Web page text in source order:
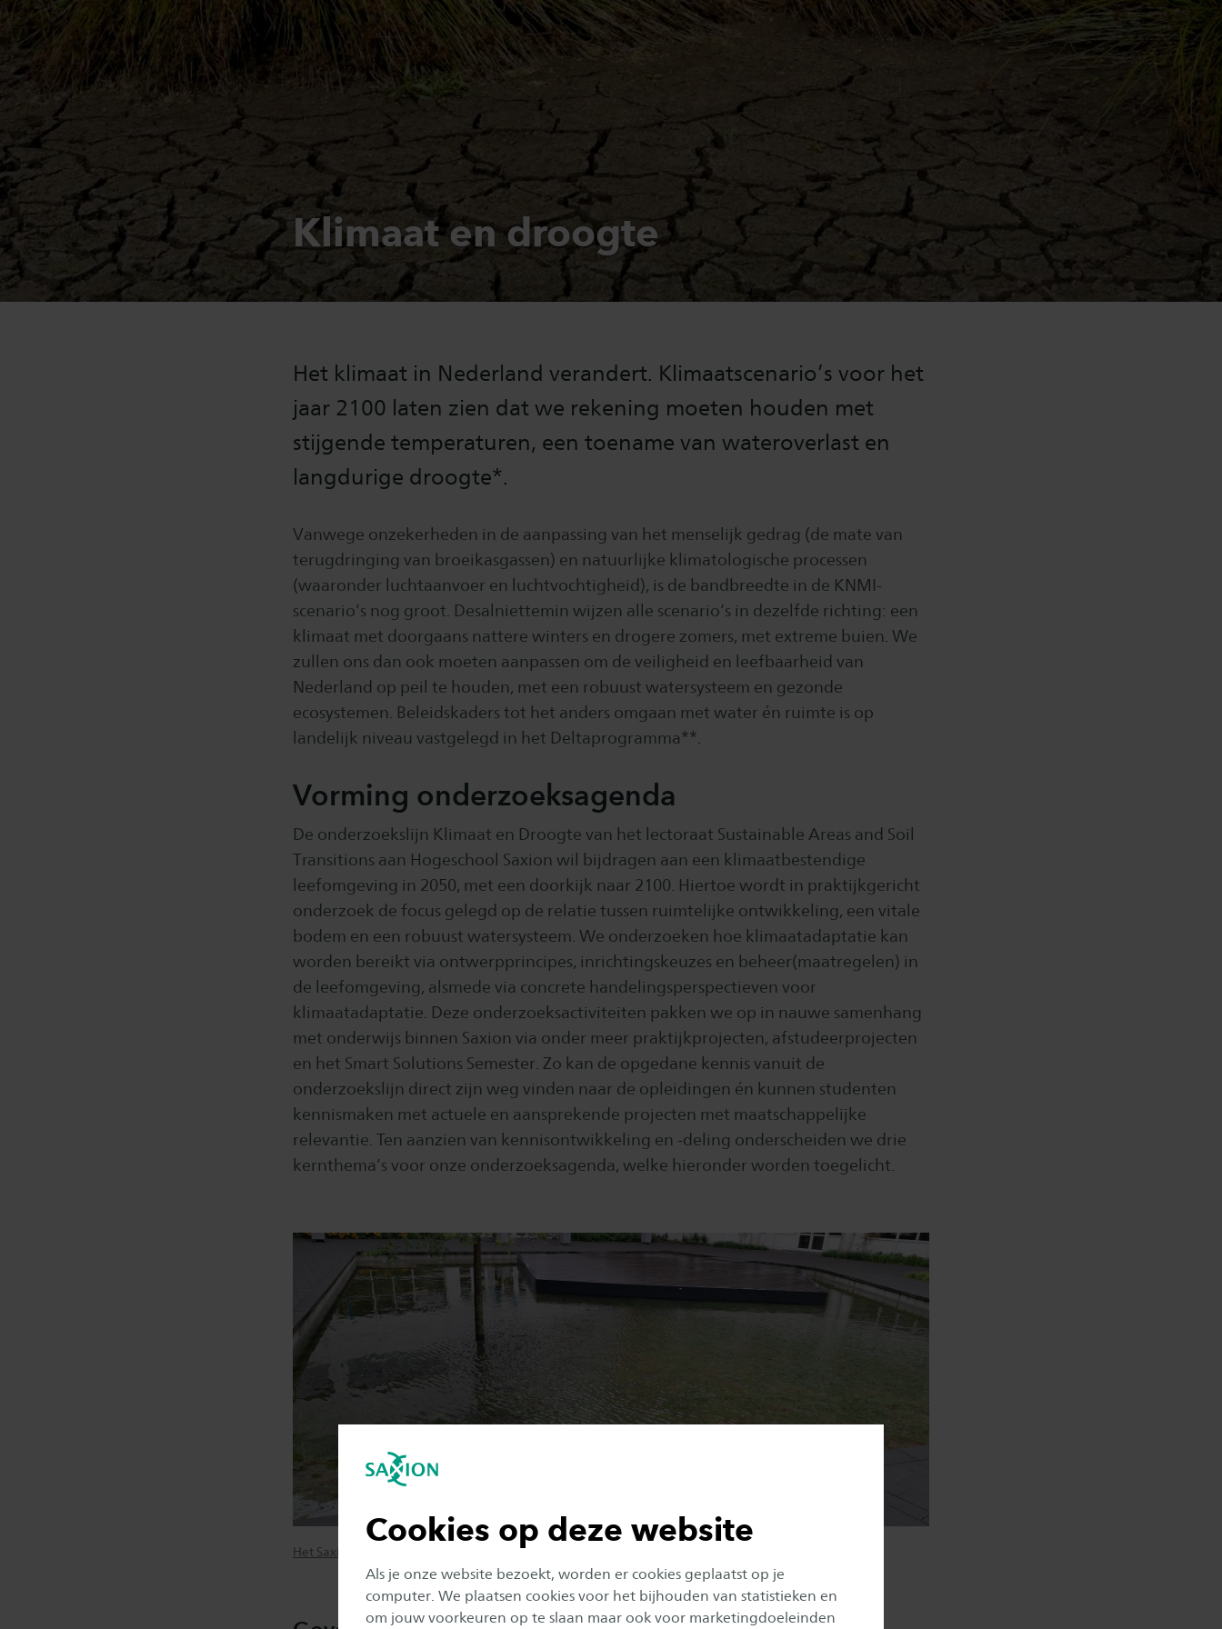
Cookies op deze website
Als je onze website bezoekt, worden er cookies geplaatst op je
computer. We plaatsen cookies voor het bijhouden van statistieken en
om jouw voorkeuren op te slaan maar ook voor marketingdoeleinden
Klimaat en droogte
Het klimaat in Nederland verandert. Klimaatscenario’s voor het
jaar 2100 laten zien dat we rekening moeten houden met
stijgende temperaturen, een toename van wateroverlast en
langdurige droogte*.
Vanwege onzekerheden in de aanpassing van het menselijk gedrag (de mate van
terugdringing van broeikasgassen) en natuurlijke klimatologische processen
(waaronder luchtaanvoer en luchtvochtigheid), is de bandbreedte in de KNMI-
scenario’s nog groot. Desalniettemin wijzen alle scenario’s in dezelfde richting: een
klimaat met doorgaans nattere winters en drogere zomers, met extreme buien. We
zullen ons dan ook moeten aanpassen om de veiligheid en leefbaarheid van
Nederland op peil te houden, met een robuust watersysteem en gezonde
ecosystemen. Beleidskaders tot het anders omgaan met water én ruimte is op
landelijk niveau vastgelegd in het Deltaprogramma**.
Vorming onderzoeksagenda
De onderzoekslijn Klimaat en Droogte van het lectoraat Sustainable Areas and Soil
Transitions aan Hogeschool Saxion wil bijdragen aan een klimaatbestendige
leefomgeving in 2050, met een doorkijk naar 2100. Hiertoe wordt in praktijkgericht
onderzoek de focus gelegd op de relatie tussen ruimtelijke ontwikkeling, een vitale
bodem en een robuust watersysteem. We onderzoeken hoe klimaatadaptatie kan
worden bereikt via ontwerpprincipes, inrichtingskeuzes en beheer(maatregelen) in
de leefomgeving, alsmede via concrete handelingsperspectieven voor
klimaatadaptatie. Deze onderzoeksactiviteiten pakken we op in nauwe samenhang
met onderwijs binnen Saxion via onder meer praktijkprojecten, afstudeerprojecten
en het Smart Solutions Semester. Zo kan de opgedane kennis vanuit de
onderzoekslijn direct zijn weg vinden naar de opleidingen én kunnen studenten
kennismaken met actuele en aansprekende projecten met maatschappelijke
relevantie. Ten aanzien van kennisontwikkeling en -deling onderscheiden we drie
kernthema’s voor onze onderzoeksagenda, welke hieronder worden toegelicht.
Het Saxion Klimaatplein in Enschede